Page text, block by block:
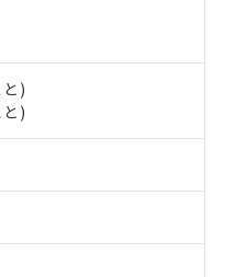
)
)
で、過去に遡って非含有を証
対応では、対応完了までの
ました。
ることから、特段のことがな